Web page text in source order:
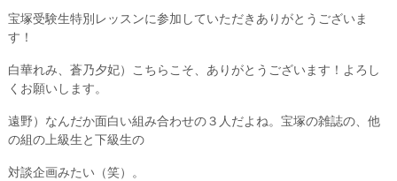
宝塚受験生特別レッスンに参加していただきありがとうございま
す！
白華れみ、蒼乃夕妃）こちらこそ、ありがとうございます！よろし
くお願いします。
遠野）なんだか面白い組み合わせの３人だよね。宝塚の雑誌の、他
の組の上級生と下級生の
対談企画みたい（笑）。